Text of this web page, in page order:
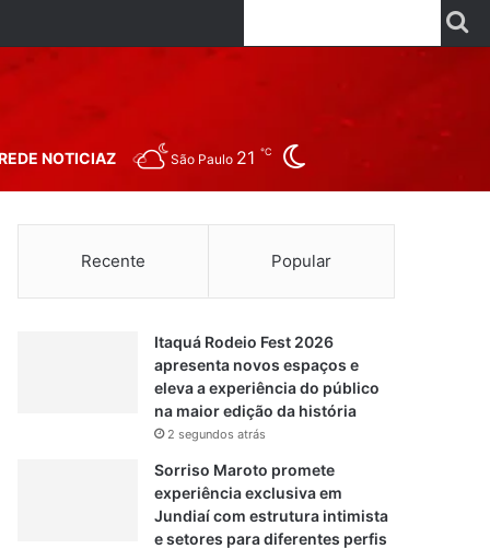
YouTube
NOTICIAZ São Paulo 21 ℃
Recente Popular
Itaquá Rodeio Fest 2026
apresenta novos espaços e
eleva a experiência do público
na maior edição da história
2 segundos atrás
Sorriso Maroto promete
experiência exclusiva em
Jundiaí com estrutura intimista
e setores para diferentes perfis